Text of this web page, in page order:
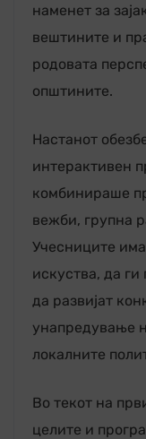
наменет за
вештините и
родовата
општините.
Настанот
интерактивен
комбинираше
вежби, групна
Учесниците
искуства, да
да развијат
унапредување
локалните
Во текот на
целите и